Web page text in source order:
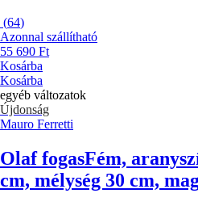
(64)
Azonnal szállítható
55 690 Ft
Kosárba
Kosárba
egyéb változatok
Újdonság
Mauro Ferretti
Olaf fogasFém,
cm, mélység 30 cm,